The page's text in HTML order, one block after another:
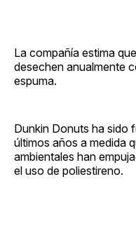
La compañía estima
desechen anualmente
espuma.
Dunkin Donuts ha sido
últimos años a medida
ambientales han
el uso de poliestireno.